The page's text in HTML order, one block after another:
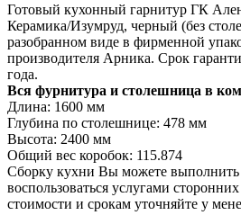
Готовый кухонный гарнитур ГК
Керамика/Изумруд, черный (без
разобранном виде в фирменной
производителя Арника. Срок
года.
Вся фурнитура и столешница в
Длина: 1600 мм
Глубина по столешнице: 478 мм
Высота: 2400 мм
Общий вес коробок: 115.874
Сборку кухни Вы можете выполнить
воспользоваться услугами
стоимости и срокам уточняйте у